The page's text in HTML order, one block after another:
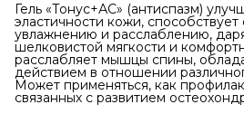
Гель «Тонус+АС» (антиспазм)
эластичности кожи,
увлажнению и расслаблению,
шелковистой мягкости и
расслабляет мышцы спины,
действием в отношении
Может применяться, как
связанных с развитием